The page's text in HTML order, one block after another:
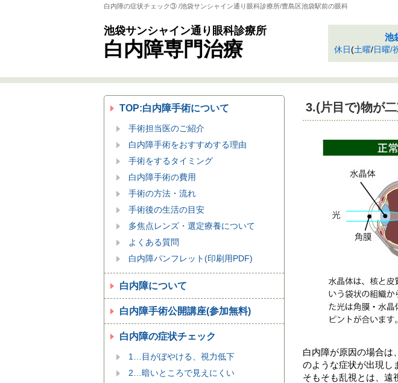
白内障の症状チェック③ /池袋サンシャイン通り眼科診療所/豊島区池袋駅前の眼科
池袋サンシャイン通り眼科診療所
白内障専門治療
池
休日 (土曜/ 日曜/
TOP:白内障手術について
手術担当医のご紹介
白内障手術をおすすめする理由
手術をするタイミング
白内障手術の費用
手術の方法・流れ
手術後の生活の目安
多焦点レンズ・選定療養について
よくある質問
白内障パンフレット(印刷用PDF)
白内障について
白内障手術公開講座(参加無料)
白内障の症状チェック
1…目がぼやける、視力低下
2…暗いところで見えにくい
3.(片目で)物が
白内障が原因の場合は
のような症状が出現し
そもそも乱視とは、遠